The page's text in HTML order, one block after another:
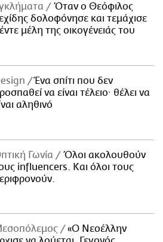
Όταν ο Θεόφιλος
δολοφόνησε και τεμάχισε
μέλη της οικογένειάς του
Ένα σπίτι που δεν
να είναι τέλειο· θέλει να
αληθινό
Γωνία
Όλοι ακολουθούν
influencers. Και όλοι τους
«Ο Νεοέλλην